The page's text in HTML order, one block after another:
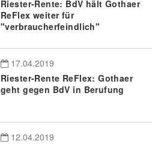
Riester-Rente: BdV hält Gothaer
ReFlex weiter für
"verbraucherfeindlich"
17.04.2019
Riester-Rente ReFlex: Gothaer
geht gegen BdV in Berufung
12.04.2019